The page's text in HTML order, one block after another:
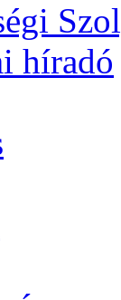
híradó